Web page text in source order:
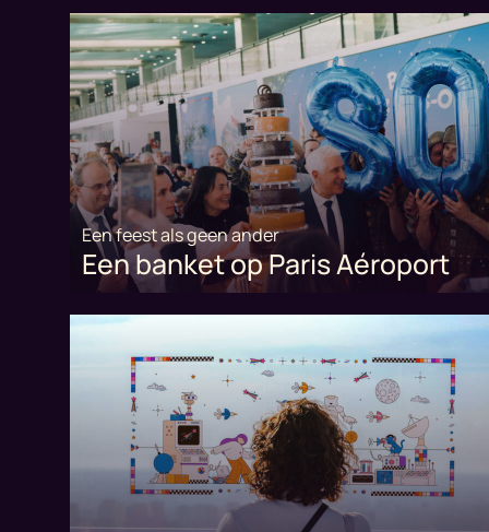
Een feest als geen ander
Een banket op Paris Aéroport